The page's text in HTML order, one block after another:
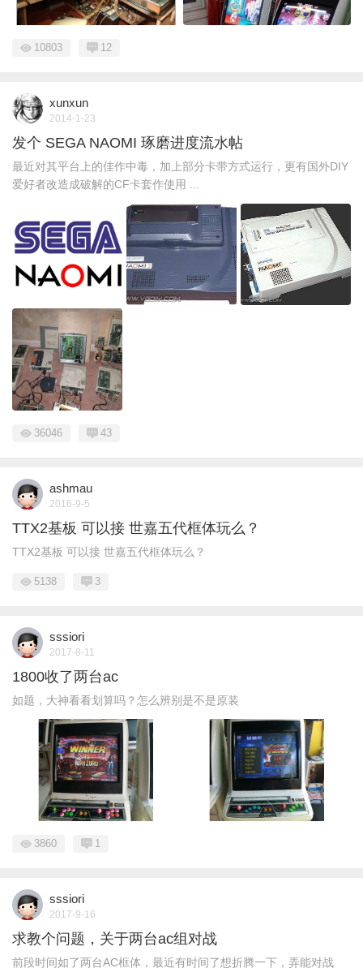
10803 12
xunxun
2014-1-23
发个 SEGA NAOMI 琢磨进度流水帖
最近对其平台上的佳作中毒，加上部分卡带方式运行，更有国外DIY
爱好者改造成破解的CF卡套作使用 ...
36046 43
ashmau
2016-9-5
TTX2基板 可以接 世嘉五代框体玩么？
TTX2基板 可以接 世嘉五代框体玩么？
5138 3
sssiori
2017-8-11
1800收了两台ac
如题，大神看看划算吗？怎么辨别是不是原装
3860 1
sssiori
2017-9-16
求教个问题，关于两台ac组对战
前段时间如了两台AC框体，最近有时间了想折腾一下，弄能对战